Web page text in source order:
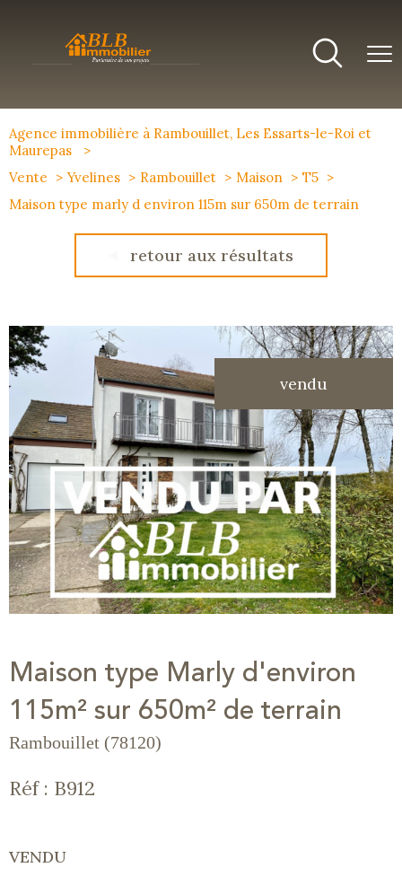
Agence immobilière à Rambouillet, Les Essarts-le-Roi et
Maurepas
Vente
Yvelines Rambouillet Maison
T5
Maison type marly d environ 115m sur 650m de terrain
retour aux résultats
vendu
Maison type Marly d'environ
115m² sur 650m² de terrain
Rambouillet (78120)
Réf : B912
VENDU